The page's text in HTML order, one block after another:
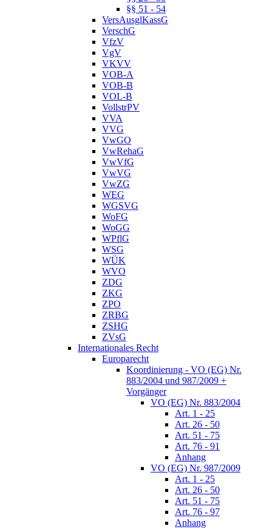
§§ 51 - 54
VersAusglKassG
VerschG
VfzV
VgV
VKVV
VOB-A
VOB-B
VOL-B
VollstrPV
VVA
VVG
VwGO
VwRehaG
VwVfG
VwVG
VwZG
WEG
WGSVG
WoFG
WoGG
WPflG
WSG
WÜK
WVO
ZDG
ZKG
ZPO
ZRBG
ZSHG
ZVsG
Internationales Recht
Europarecht
Koordinierung - VO (EG) Nr.
883/2004 und 987/2009 +
Vorgänger
VO (EG) Nr. 883/2004
Art. 1 - 25
Art. 26 - 50
Art. 51 - 75
Art. 76 - 91
Anhang
VO (EG) Nr. 987/2009
Art. 1 - 25
Art. 26 - 50
Art. 51 - 75
Art. 76 - 97
Anhang